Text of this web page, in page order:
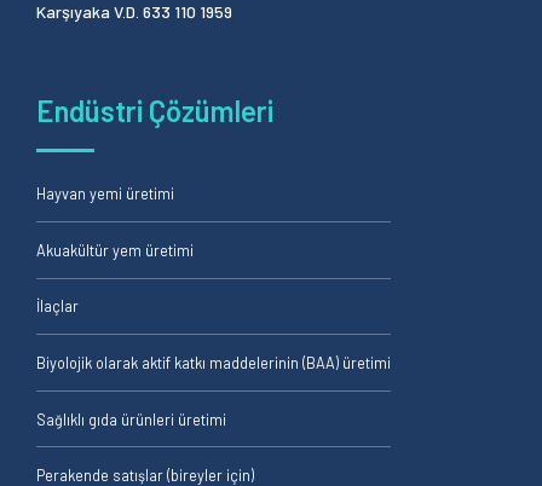
Karşıyaka V.D. 633 110 1959
Endüstri Çözümleri
Hayvan yemi üretimi
Akuakültür yem üretimi
İlaçlar
Biyolojik olarak aktif katkı maddelerinin (BAA) üretimi
Sağlıklı gıda ürünleri üretimi
Perakende satışlar (bireyler için)